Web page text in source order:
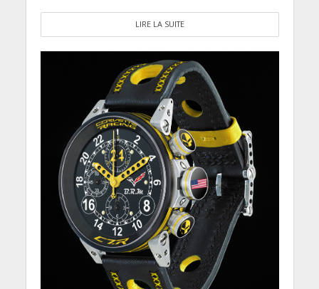
LIRE LA SUITE